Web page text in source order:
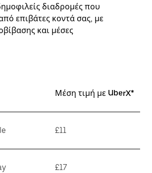
διαδρομές που
επιβάτες κοντά σας, με
και μέσες
Μέση τιμή με UberX*
£11
£17